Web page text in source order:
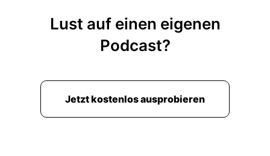
Lust auf einen eigenen
Podcast?
Jetzt kostenlos ausprobieren